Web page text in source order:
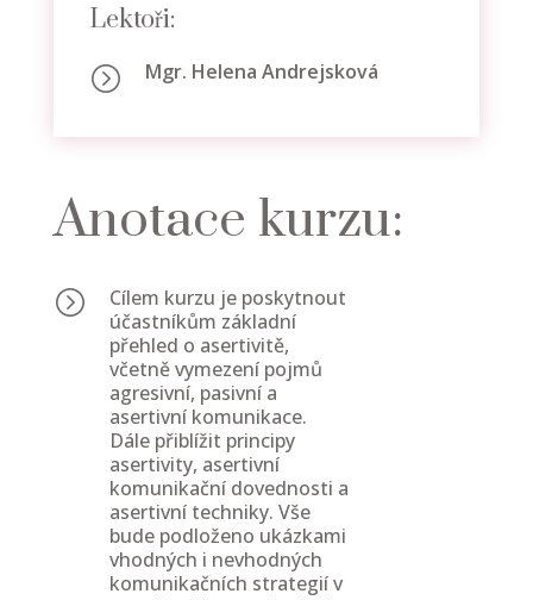
Lektoři:
= Mgr. Helena Andrejsková
Anotace kurzu:
=
Cílem kurzu je poskytnout
účastníkům základní
přehled o asertivitě,
včetně vymezení pojmů
agresivní, pasivní a
asertivní komunikace.
Dále přiblížit principy
asertivity, asertivní
komunikační dovednosti a
asertivní techniky. Vše
bude podloženo ukázkami
vhodných i nevhodných
komunikačních strategií v